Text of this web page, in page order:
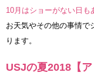
10月はショーがない日も
お天気やその他の事情で
ります。
USJの夏2018【